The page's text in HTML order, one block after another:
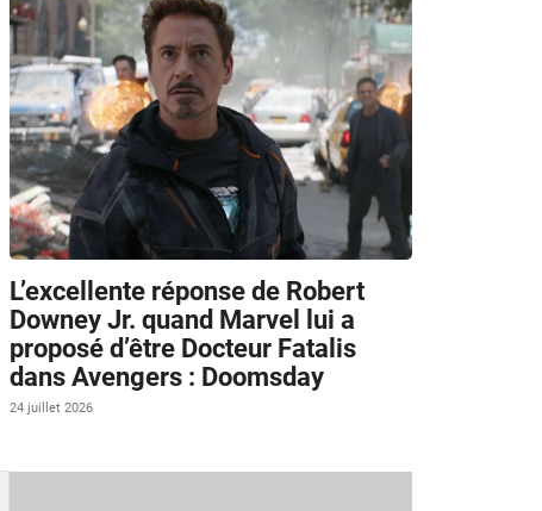
L’excellente réponse de Robert
Downey Jr. quand Marvel lui a
proposé d’être Docteur Fatalis
dans Avengers : Doomsday
24 juillet 2026